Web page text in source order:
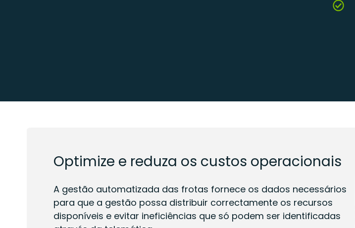
Optimize e reduza os custos operacionais
A gestão automatizada das frotas fornece os dados necessários
para que a gestão possa distribuir correctamente os recursos
disponíveis e evitar ineficiências que só podem ser identificadas